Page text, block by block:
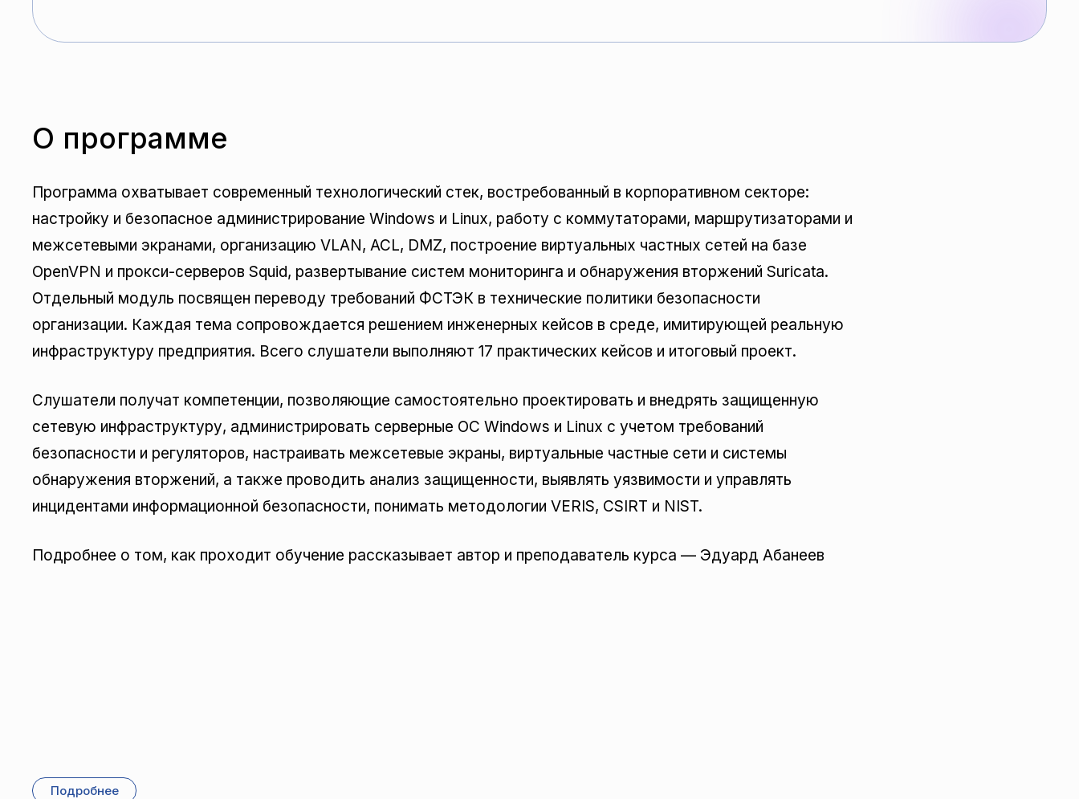
О программе
Программа охватывает современный технологический стек, востребованный в корпоративном секторе:
настройку и безопасное администрирование Windows и Linux, работу с коммутаторами, маршрутизаторами и
межсетевыми экранами, организацию VLAN, ACL, DMZ, построение виртуальных частных сетей на базе
OpenVPN и прокси-серверов Squid, развертывание систем мониторинга и обнаружения вторжений Suricata.
Отдельный модуль посвящен переводу требований ФСТЭК в технические политики безопасности
организации. Каждая тема сопровождается решением инженерных кейсов в среде, имитирующей реальную
инфраструктуру предприятия. Всего слушатели выполняют 17 практических кейсов и итоговый проект.
Слушатели получат компетенции, позволяющие самостоятельно проектировать и внедрять защищенную
сетевую инфраструктуру, администрировать серверные ОС Windows и Linux с учетом требований
безопасности и регуляторов, настраивать межсетевые экраны, виртуальные частные сети и системы
обнаружения вторжений, а также проводить анализ защищенности, выявлять уязвимости и управлять
инцидентами информационной безопасности, понимать методологии VERIS, CSIRT и NIST.
Подробнее о том, как проходит обучение рассказывает автор и преподаватель курса — Эдуард Абанеев
Подробнее